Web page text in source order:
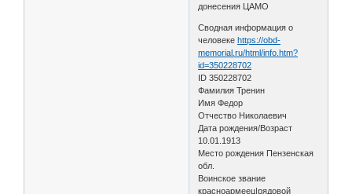
донесения ЦАМО
Сводная информация о
человекеhttps://obd-
memorial.ru/html/info.htm?
id=350228702
ID 350228702
Фамилия Тренин
Имя Федор
Отчество Николаевич
Дата рождения/Возраст
10.01.1913
Место рождения Пензенская
обл.
Воинское звание
красноармеец|рядовой